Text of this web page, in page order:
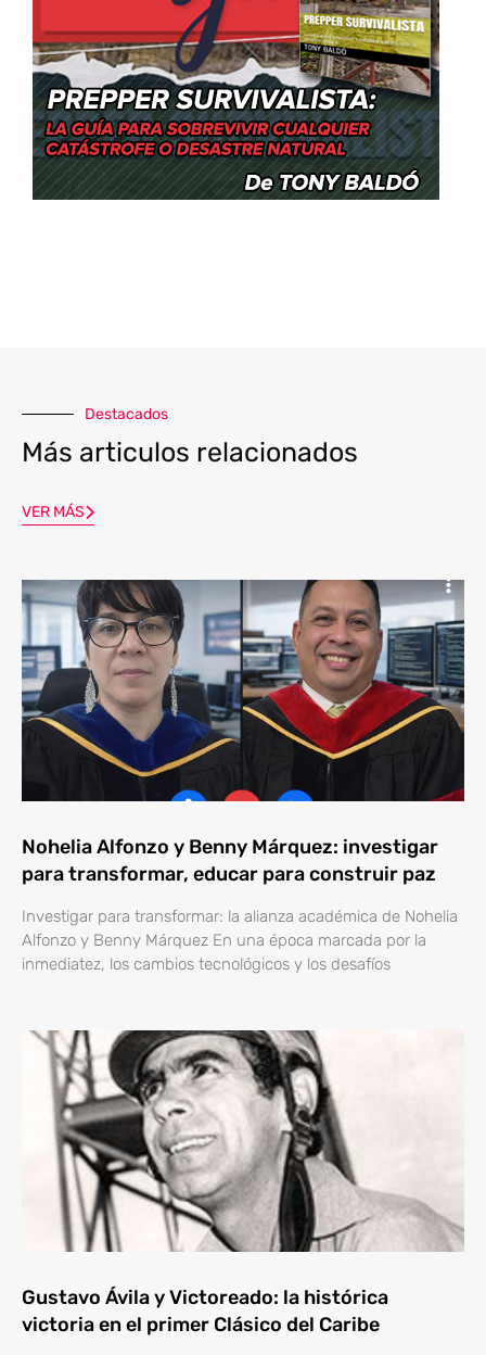
Destacados
Más articulos relacionados
VER MÁS
Nohelia Alfonzo y Benny Márquez: investigar
para transformar, educar para construir paz
Investigar para transformar: la alianza académica de Nohelia
Alfonzo y Benny Márquez En una época marcada por la
inmediatez, los cambios tecnológicos y los desafíos
Gustavo Ávila y Victoreado: la histórica
victoria en el primer Clásico del Caribe